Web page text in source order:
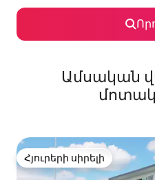
Ամսական
Հյուրերի սիրելի
Հյուրերի սիրելի